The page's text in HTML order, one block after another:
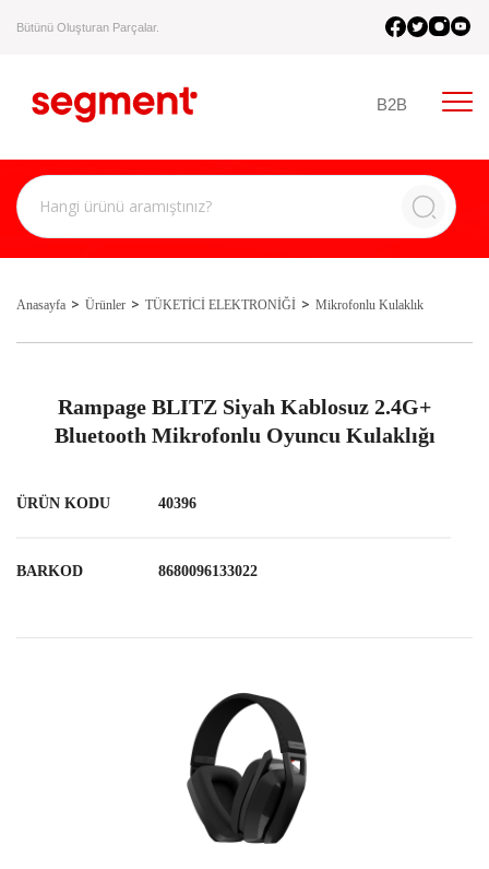
Bütünü Oluşturan Parçalar.
B2B
Anasayfa Ürünler TÜKETİCİ ELEKTRONİĞİ Mikrofonlu Kulaklık
Rampage BLITZ Siyah Kablosuz 2.4G+
Bluetooth Mikrofonlu Oyuncu Kulaklığı
ÜRÜN KODU 40396
BARKOD 8680096133022